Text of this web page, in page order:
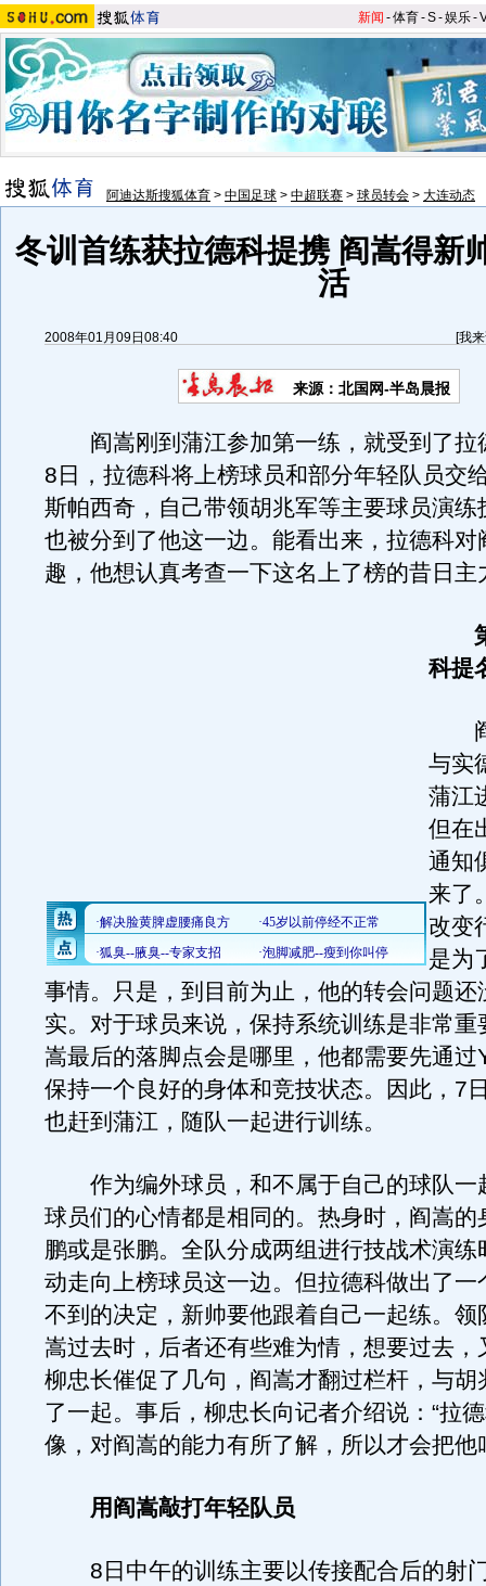
新闻 -体育-S-娱乐-
阿迪达斯搜狐体育 > 中国足球 > 中超联赛 > 球员转会 > 大连动态
冬训首练获拉德科提携 阎嵩得新
活
2008年01月09日08:40 [我
来源：北国网-半岛晨报
阎嵩刚到蒲江参加第一练，就受到了拉
8日，拉德科将上榜球员和部分年轻队员交
斯帕西奇，自己带领胡兆军等主要球员演练
也被分到了他这一边。能看出来，拉德科对
趣，他想认真考查一下这名上了榜的昔日主
科提
阎
与实
蒲江
但在
通知
来了
改变
是为
事情。只是，到目前为止，他的转会问题还
实。对于球员来说，保持系统训练是非常重
嵩最后的落脚点会是哪里，他都需要先通过
保持一个良好的身体和竞技状态。因此，7
也赶到蒲江，随队一起进行训练。
作为编外球员，和不属于自己的球队一
球员们的心情都是相同的。热身时，阎嵩的
鹏或是张鹏。全队分成两组进行技战术演练
动走向上榜球员这一边。但拉德科做出了一
不到的决定，新帅要他跟着自己一起练。领
嵩过去时，后者还有些难为情，想要过去，
柳忠长催促了几句，阎嵩才翻过栏杆，与胡
了一起。事后，柳忠长向记者介绍说：“拉
像，对阎嵩的能力有所了解，所以才会把他
用阎嵩敲打年轻队员
8日中午的训练主要以传接配合后的射